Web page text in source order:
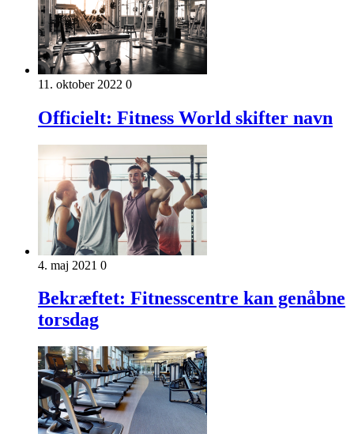
11. oktober 2022 0
Officielt: Fitness World skifter navn
4. maj 2021 0
Bekræftet: Fitnesscentre kan genåbne
torsdag